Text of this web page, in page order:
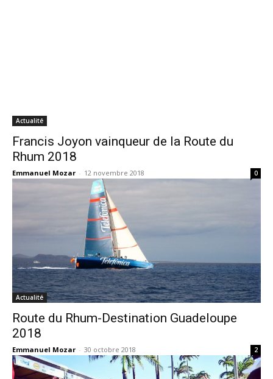
Actualité
Francis Joyon vainqueur de la Route du
Rhum 2018
Emmanuel Mozar - 12 novembre 2018 0
Actualité
Route du Rhum-Destination Guadeloupe
2018
Emmanuel Mozar - 30 octobre 2018 2